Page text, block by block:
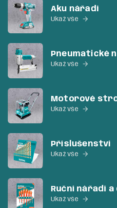
Aku nářadí
Ukaž vše 
Pneumatické
Ukaž vše 
Motorové
Ukaž vše 
Příslušenství
Ukaž vše 
Ruční nářadí
Ukaž vše 